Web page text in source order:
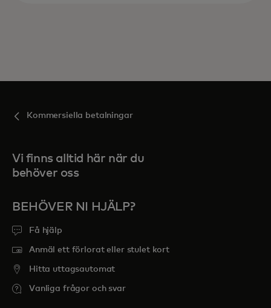
Kommersiella betalningar
Vi finns alltid här när du
behöver oss
BEHÖVER NI HJÄLP?
Få hjälp
Anmäl ett förlorat eller stulet kort
Hitta uttagsautomat
Vanliga frågor och svar